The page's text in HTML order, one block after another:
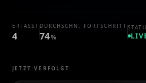
ERFASST
4
DURCHSCHN. FORTSCHRITT
74%
JETZT VERFOLGT